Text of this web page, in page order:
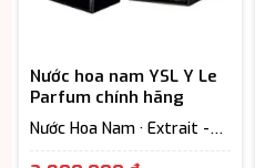
Nước hoa nam YSL Y Le
Parfum chính hãng
Nước Hoa Nam · Extrait -